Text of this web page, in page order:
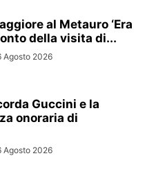
al Metauro ‘Era
della visita di...
Agosto 2026
Guccini e la
onoraria di
Agosto 2026